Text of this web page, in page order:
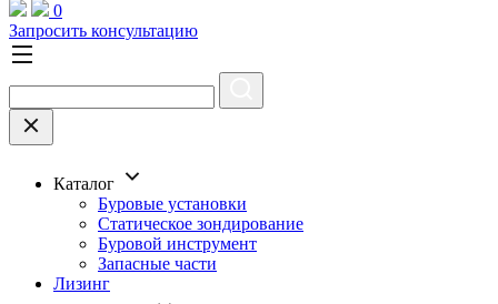
0
Запросить консультацию
Каталог
Буровые установки
Статическое зондирование
Буровой инструмент
Запасные части
Лизинг